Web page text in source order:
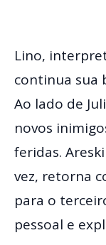
Lino,
continua sua
Ao lado de
novos
feridas.
vez, retorna
para o
pessoal e